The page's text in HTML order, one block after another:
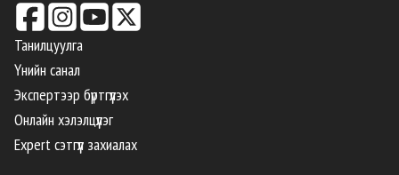
Танилцуулга
Үнийн санал
Экспертээр бүртгүүлэх
Онлайн хэлэлцүүлэг
Expert сэтгүүл захиалах